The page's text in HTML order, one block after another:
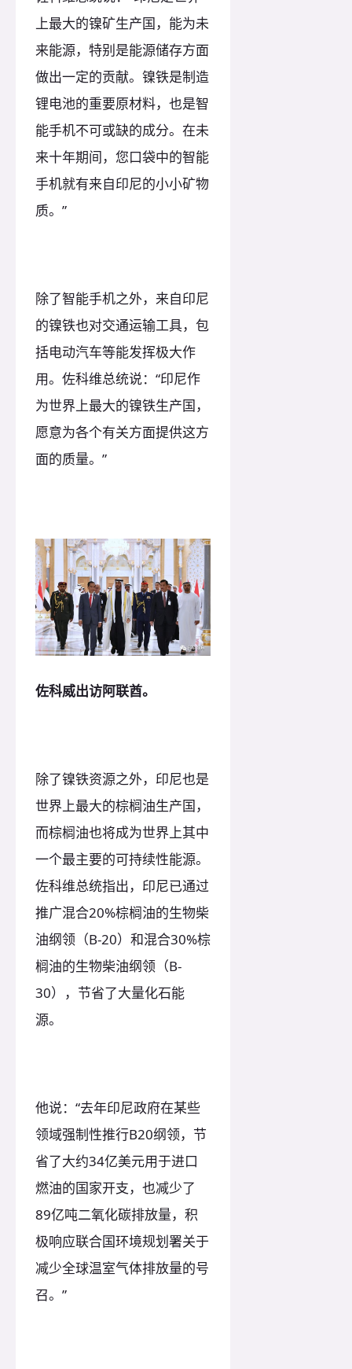
上最大的镍矿生产国，能为未
来能源，特别是能源储存方面
做出一定的贡献。镍铁是制造
锂电池的重要原材料，也是智
能手机不可或缺的成分。在未
来十年期间，您口袋中的智能
手机就有来自印尼的小小矿物
质。”
除了智能手机之外，来自印尼
的镍铁也对交通运输工具，包
括电动汽车等能发挥极大作
用。佐科维总统说：“印尼作
为世界上最大的镍铁生产国，
愿意为各个有关方面提供这方
面的质量。”
佐科威出访阿联酋。
除了镍铁资源之外，印尼也是
世界上最大的棕榈油生产国，
而棕榈油也将成为世界上其中
一个最主要的可持续性能源。
佐科维总统指出，印尼已通过
推广混合20%棕榈油的生物柴
油纲领（B-20）和混合30%棕
榈油的生物柴油纲领（B-
30），节省了大量化石能
源。
他说：“去年印尼政府在某些
领域强制性推行B20纲领，节
省了大约34亿美元用于进口
燃油的国家开支，也减少了
89亿吨二氧化碳排放量，积
极响应联合国环境规划署关于
减少全球温室气体排放量的号
召。”